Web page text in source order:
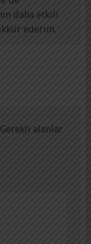
daha etkili
ederim.
Gerekli alanlar